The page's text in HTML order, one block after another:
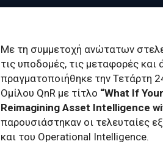
Με τη συμμετοχή ανώτατων
τις υποδομές, τις μεταφορές
πραγματοποιήθηκε την Τετάρτη
Ομίλου QnR με τίτλο “What If Your
Reimagining Asset Intelligence
παρουσιάστηκαν οι τελευταίες
και του Operational Intelligence.